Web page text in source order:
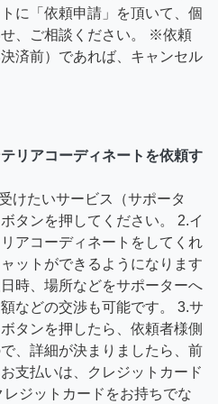
に「依頼申請」を頂いて、個
、ご相談ください。 ※依頼
済前）であれば、キャンセル
リアコーディネートを依頼す
けたいサービス（サポータ
タンを押してください。 2.イ
アコーディネートをしてくれ
ットができるようになります
時、場所などをサポーターへ
などの交渉も可能です。 3.サ
タンを押したら、依頼者様側
、詳細が決まりましたら、前
支払いは、クレジットカード
ジットカードをお持ちでな